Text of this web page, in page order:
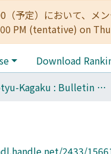
（予定）において、
PM (tentative) on
Download
Botyu-Kagaku : Bulletin of the Institute of Insect Control : Scientific insect control : Scientific pest control
2433/